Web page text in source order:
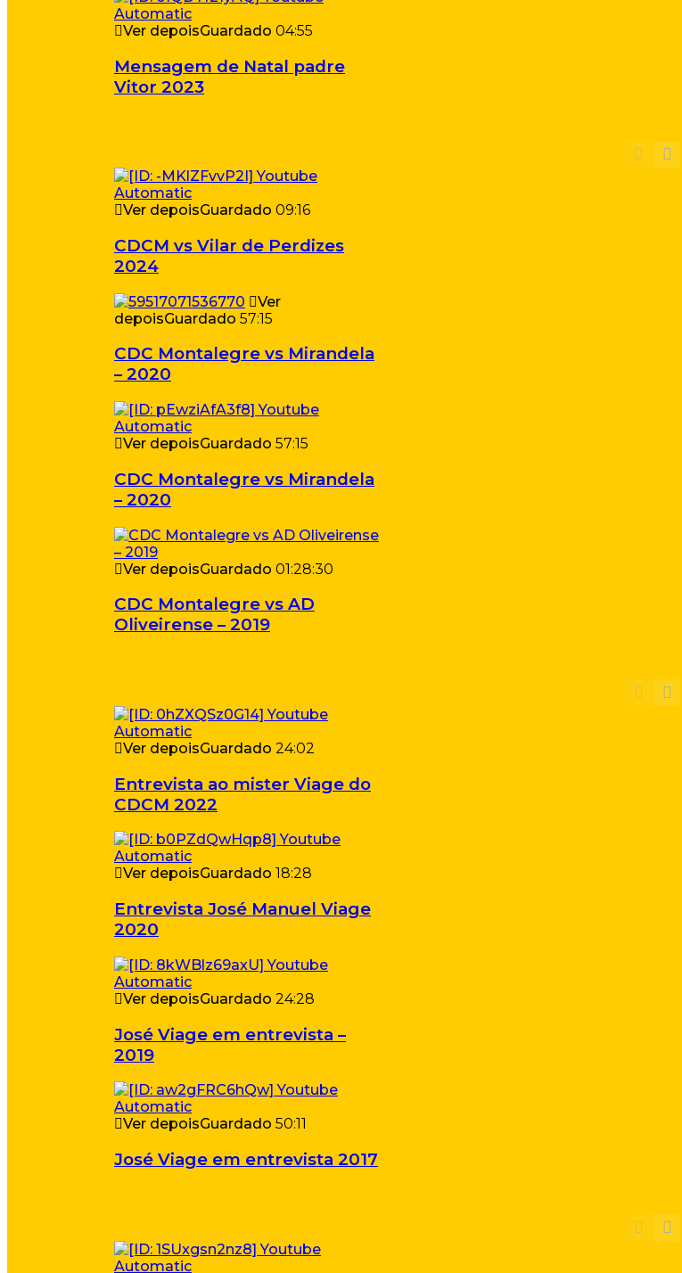
Ver depoisGuardado 04:55
Mensagem de Natal padre
Vitor 2023
Ver depoisGuardado 09:16
CDCM vs Vilar de Perdizes
2024
Ver
depoisGuardado 57:15
CDC Montalegre vs Mirandela
– 2020
Ver depoisGuardado 57:15
CDC Montalegre vs Mirandela
– 2020
Ver depoisGuardado 01:28:30
CDC Montalegre vs AD
Oliveirense – 2019
Ver depoisGuardado 24:02
Entrevista ao mister Viage do
CDCM 2022
Ver depoisGuardado 18:28
Entrevista José Manuel Viage
2020
Ver depoisGuardado 24:28
José Viage em entrevista –
2019
Ver depoisGuardado 50:11
José Viage em entrevista 2017